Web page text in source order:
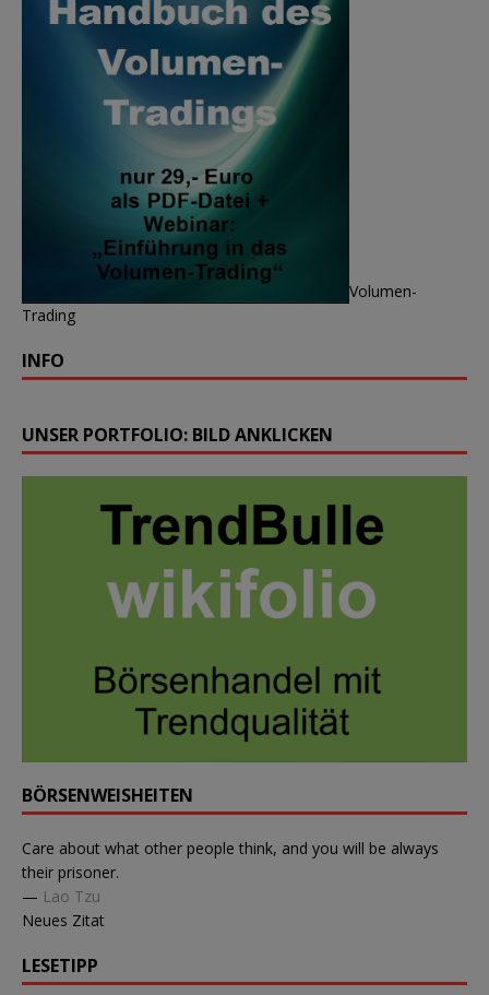
Volumen-
Trading
INFO
UNSER PORTFOLIO: BILD ANKLICKEN
BÖRSENWEISHEITEN
Care about what other people think, and you will be always
their prisoner.
— Lao Tzu
Neues Zitat
LESETIPP